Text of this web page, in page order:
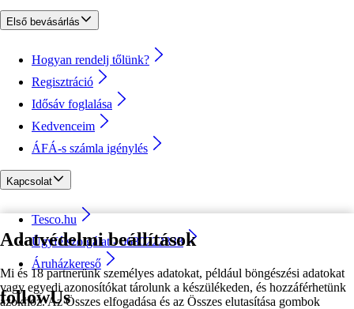
Adatvédelmi beállítások
Mi és 18 partnerünk személyes adatokat, például böngészési adatokat
vagy egyedi azonosítókat tárolunk a készülékeden, és hozzáférhetünk
azokhoz. Az Összes elfogadása és az Összes elutasítása gombok
Első bevásárlás
Hogyan rendelj tőlünk?
Regisztráció
Idősáv foglalása
Kedvenceim
ÁFÁ-s számla igénylés
Kapcsolat
Tesco.hu
Ügyfélszolgálat - 0680222333
Áruházkereső
followUs